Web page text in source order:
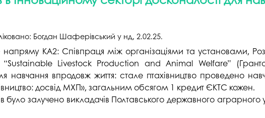
університету
та інститути
Фінансова підтримка на
навчання
Підготовчі курси
Зимовий вступ
Європейська освіта без ЗНО
Рейтинг успішності студентів
Оплата за навчання
Практика
Студентський Сенат
університету
Графік
Положення про
Громадське
нормативних
Богдан Шаферівський у нд, 2.02.25.
КА2: Співпраця між організаціями та установами,
Livestock Production and Animal Welfare”
навчання впродовж життя: стале птахівництво проведено
досвід МХП», загальним обсягом 1 кредит ЄКТС кожен.
було залучено викладачів Полтавського державного